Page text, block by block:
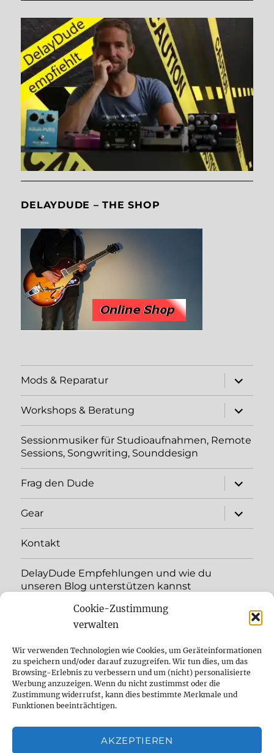
Cookie-Zustimmung
verwalten
Wir verwenden Technologien wie Cookies, um Geräteinformationen
zu speichern und/oder darauf zuzugreifen. Wir tun dies, um das
Browsing-Erlebnis zu verbessern und um (nicht) personalisierte
Werbung anzuzeigen. Wenn du nicht zustimmst oder die
Zustimmung widerrufst, kann dies bestimmte Merkmale und
Funktionen beeinträchtigen.
AKZEPTIEREN
DELAYDUDE – THE SHOP
Mods & Reparatur
öffnen
Workshops & Beratung
öffnen
Sessionmusiker für Studioaufnahmen, Remote
Sessions, Songwriting, Sounddesign
Frag den Dude
öffnen
Gear
öffnen
Kontakt
DelayDude Empfehlungen und wie du
unseren Blog unterstützen kannst
öffnen
YouTube
Instagram
Feed